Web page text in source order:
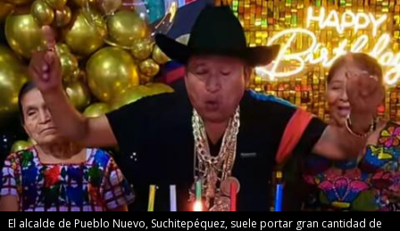
El alcalde de Pueblo Nuevo, Suchitepéquez, suele portar gran cantidad de